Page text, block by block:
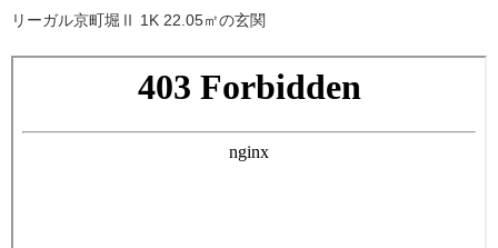
リーガル京町堀Ⅱ 1K 22.05㎡の玄関